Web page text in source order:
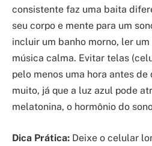
consistente faz uma baita
seu corpo e mente para um
incluir um banho morno, ler
música calma. Evitar telas
pelo menos uma hora antes
muito, já que a luz azul pode
melatonina, o hormônio do
Dica Prática: Deixe o celular